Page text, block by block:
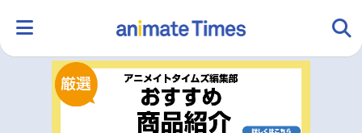
ランキング アニメ